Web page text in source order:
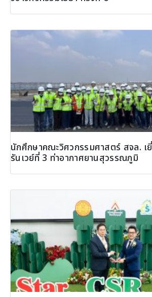
นักศึกษาคณะวิศวกรรมศาสตร์ สจล. เ
รันเวย์ที่ 3 ท่าอากาศยานสุวรรณภูมิ